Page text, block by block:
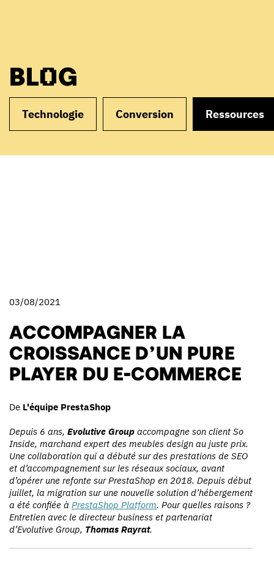
BLOG
Technologie Conversion Ressources
03/08/2021
ACCOMPAGNER LA
CROISSANCE D’UN PURE
PLAYER DU E-COMMERCE
De L'équipe PrestaShop
Depuis 6 ans, Evolutive Group accompagne son client So
Inside, marchand expert des meubles design au juste prix.
Une collaboration qui a débuté sur des prestations de SEO
et d’accompagnement sur les réseaux sociaux, avant
d’opérer une refonte sur PrestaShop en 2018. Depuis début
juillet, la migration sur une nouvelle solution d’hébergement
a été confiée à PrestaShop Platform. Pour quelles raisons ?
Entretien avec le directeur business et partenariat
d’Evolutive Group, Thomas Rayrat.